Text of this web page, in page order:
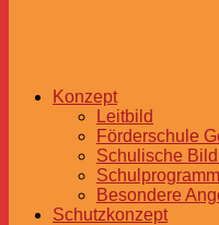
Konzept
Leitbild
Förderschule
Schulische
Schulprogramm
Besondere
Schutzkonzept